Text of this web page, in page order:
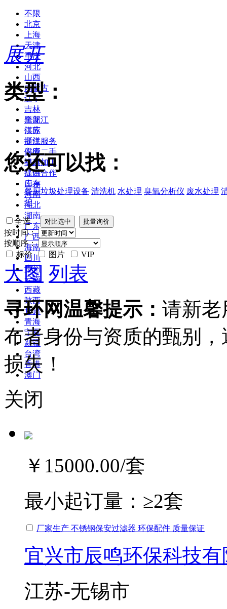
不限
北京
上海
天津
重庆
河北
山西
内蒙古
辽宁
吉林
黑龙江
江苏
浙江
安徽
福建
江西
山东
河南
湖北
湖南
广东
广西
海南
四川
贵州
云南
西藏
陕西
甘肃
青海
宁夏
新疆
台湾
香港
澳门
展开
类型：
全部
供应
提供服务
供应二手
提供加工
提供合作
库存
您还可以找：
餐厨垃圾处理设备 清洗机 水处理 臭氧分析仪 废水处理
炉
全选
按时间：
按顺序：
标价
图片 VIP
大图 列表
寻环网温馨提示： 请新老
布者身份与资质的甄别
损失！
关闭
￥15000.00/套
最小起订量： ≥2套
厂家生产 不锈钢保安过滤器 环保配件 质量保证
宜兴市辰鸣环保科技
江苏-无锡市